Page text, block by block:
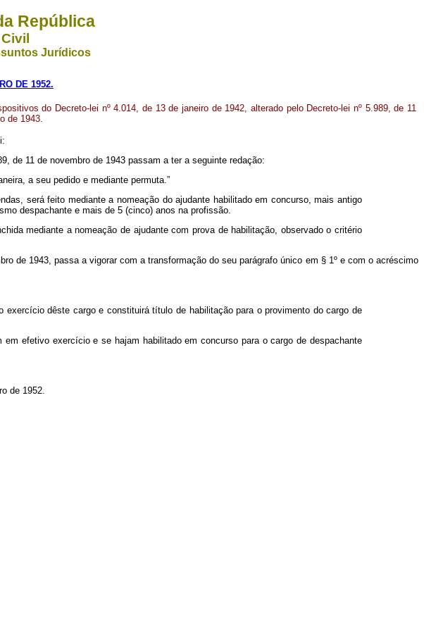
República
Jurídicos
DE 1952.
do Decreto-lei nº 4.014, de 13 de janeiro de 1942, alterado pelo Decreto-lei nº 5.989, de 11
de 1943.
de 11 de novembro de 1943 passam a ter a seguinte redação:
a seu pedido e mediante permuta.”
será feito mediante a nomeação do ajudante habilitado em concurso, mais antigo
despachante e mais de 5 (cinco) anos na profissão.
mediante a nomeação de ajudante com prova de habilitação, observado o critério
de 1943, passa a vigorar com a transformação do seu parágrafo único em § 1º e com o acréscimo
dêste cargo e constituirá título de habilitação para o provimento do cargo de
efetivo exercício e se hajam habilitado em concurso para o cargo de despachante
de 1952.